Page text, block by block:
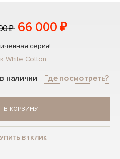
₽ 66 000 ₽
серия!
White Cotton
наличии Где посмотреть?
В КОРЗИНУ
В 1 КЛИК